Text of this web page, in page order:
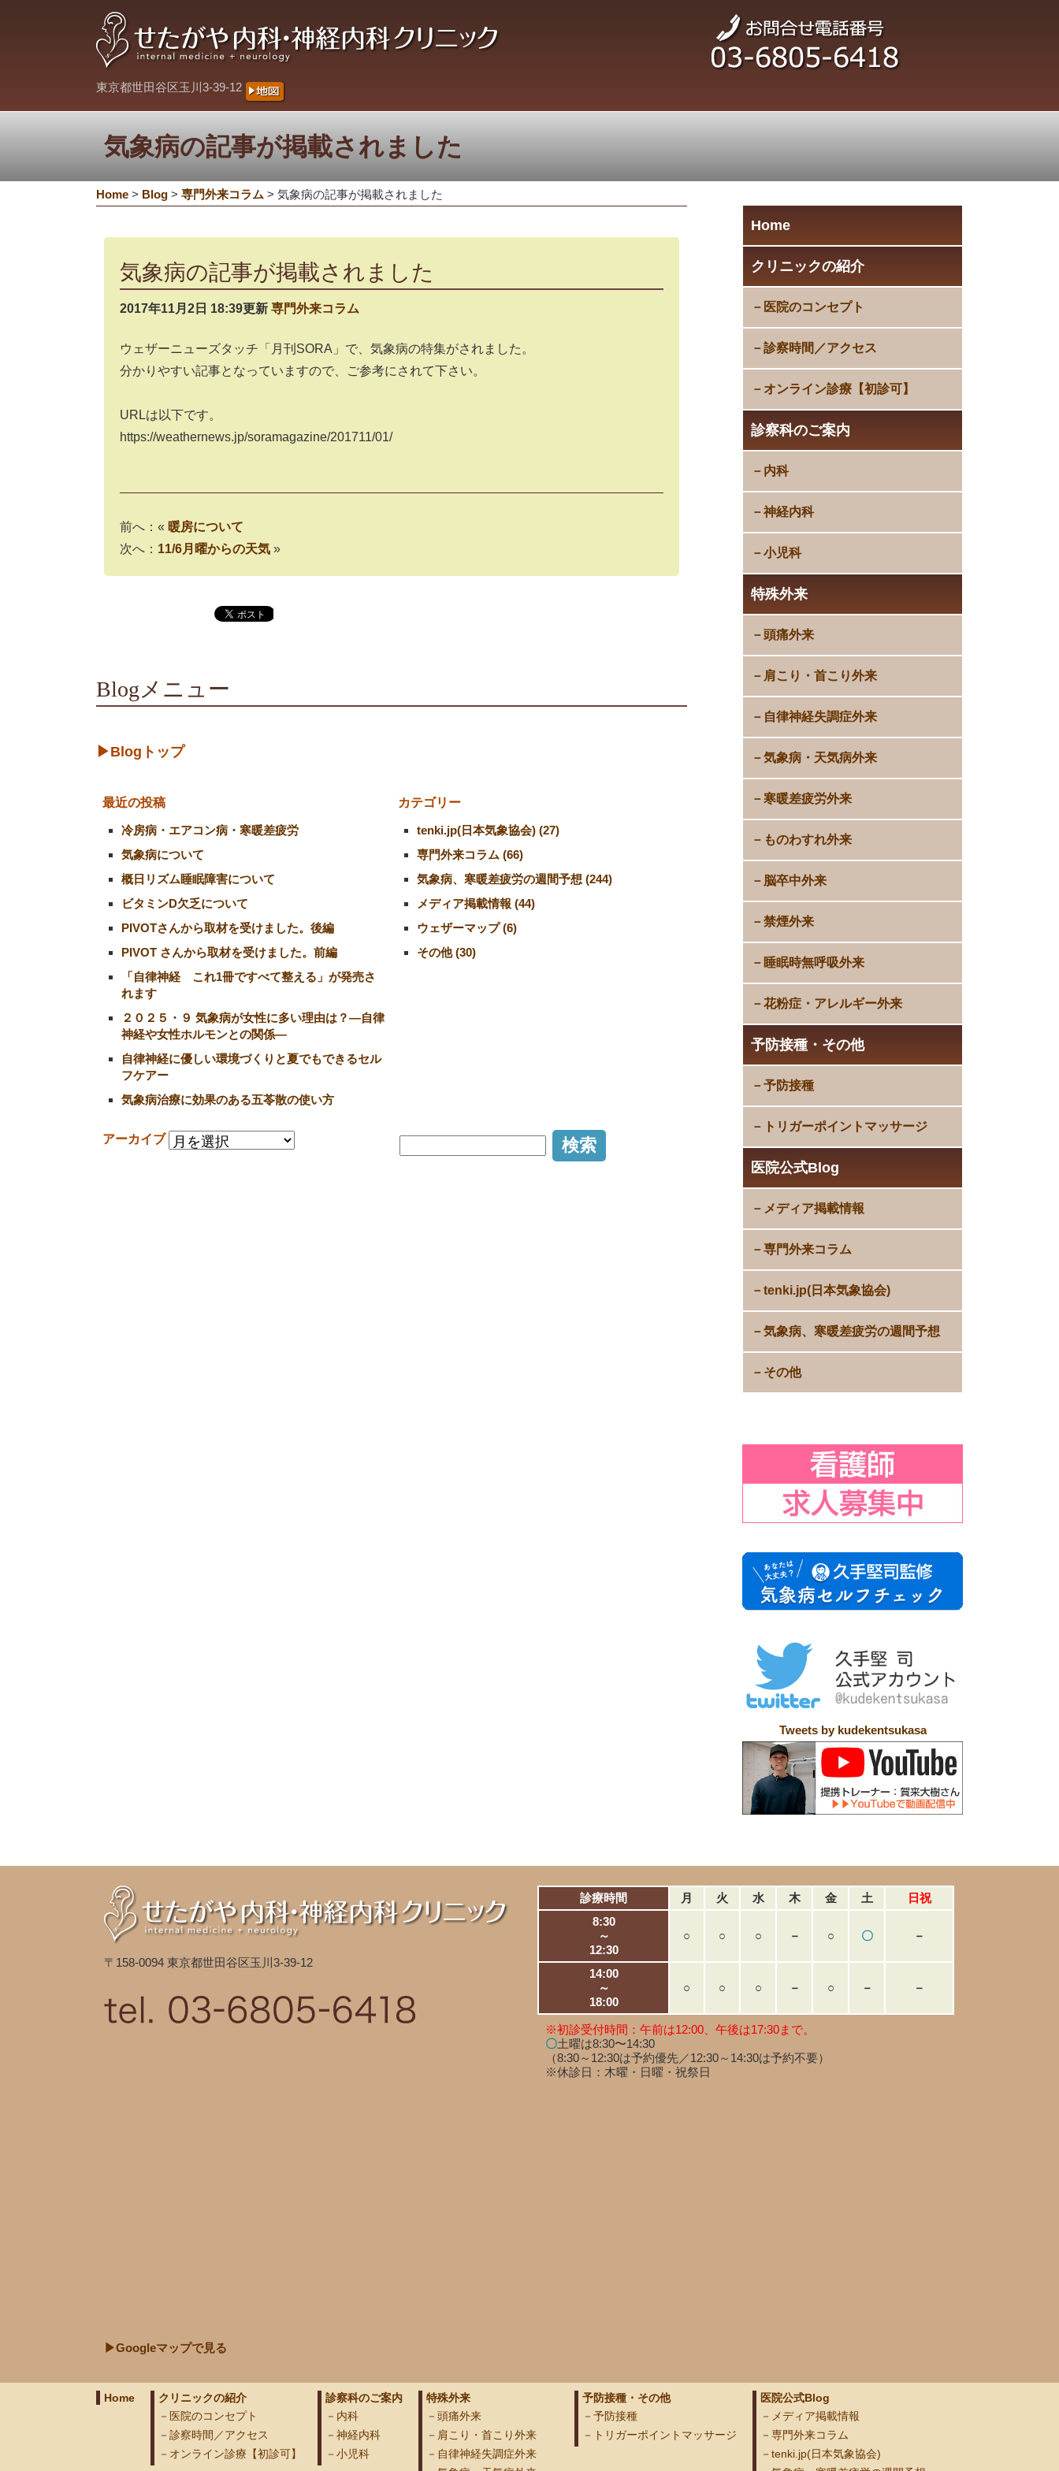
東京都世田谷区玉川3-39-12
気象病の記事が掲載されました
Home
クリニックの紹介
医院のコンセプト
診察時間／アクセス
オンライン診療【初診可】
診察科のご案内
内科
神経内科
小児科
特殊外来
頭痛外来
肩こり・首こり外来
自律神経失調症外来
気象病・天気病外来
寒暖差疲労外来
ものわすれ外来
脳卒中外来
禁煙外来
睡眠時無呼吸外来
花粉症・アレルギー外来
予防接種・その他
予防接種
トリガーポイントマッサージ
医院公式Blog
メディア掲載情報
専門外来コラム
tenki.jp(日本気象協会)
気象病、寒暖差疲労の週間予想
その他
Home > Blog > 専門外来コラム > 気象病の記事が掲載されました
気象病の記事が掲載されました
2017年11月2日 18:39更新 専門外来コラム
ウェザーニューズタッチ「月刊SORA」で、気象病の特集がされました。
分かりやすい記事となっていますので、ご参考にされて下さい。
URLは以下です。
https://weathernews.jp/soramagazine/201711/01/
前へ：« 暖房について
次へ： 11/6月曜からの天気 »
Blogメニュー
▶Blogトップ
最近の投稿
冷房病・エアコン病・寒暖差疲労
気象病について
概日リズム睡眠障害について
ビタミンD欠乏について
PIVOTさんから取材を受けました。後編
PIVOT さんから取材を受けました。前編
「自律神経 これ1冊ですべて整える」が発売さ
れます
２０２５・９ 気象病が女性に多い理由は？―自律
神経や女性ホルモンとの関係―
自律神経に優しい環境づくりと夏でもできるセル
フケアー
気象病治療に効果のある五苓散の使い方
カテゴリー
tenki.jp(日本気象協会) (27)
専門外来コラム (66)
気象病、寒暖差疲労の週間予想 (244)
メディア掲載情報 (44)
ウェザーマップ (6)
その他 (30)
アーカイブ
Tweets by kudekentsukasa
〒158-0094 東京都世田谷区玉川3-39-12
診療時間 月 火 水 木 金 土
日祝
8:30
～
12:30
○ ○ ○ － ○ 〇 －
14:00
～
18:00
○ ○ ○ － ○ － －
※初診受付時間：午前は12:00、午後は17:30まで。
〇土曜は8:30〜14:30
（8:30～12:30は予約優先／12:30～14:30は予約不要）
※休診日：木曜・日曜・祝祭日
▶Googleマップで見る
Home
クリニックの紹介
医院のコンセプト
診察時間／アクセス
オンライン診療【初診可】
診察科のご案内
内科
神経内科
小児科
特殊外来
頭痛外来
肩こり・首こり外来
自律神経失調症外来
予防接種・その他
予防接種
トリガーポイントマッサージ
医院公式Blog
メディア掲載情報
専門外来コラム
tenki.jp(日本気象協会)